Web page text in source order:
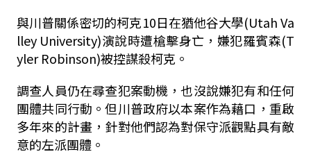
與川普關係密切的柯克10日在猶他谷大學(Utah Va
lley University)演說時遭槍擊身亡，嫌犯羅賓森(T
yler Robinson)被控謀殺柯克。
調查人員仍在尋查犯案動機，也沒說嫌犯有和任何
團體共同行動。但川普政府以本案作為藉口，重啟
多年來的計畫，針對他們認為對保守派觀點具有敵
意的左派團體。